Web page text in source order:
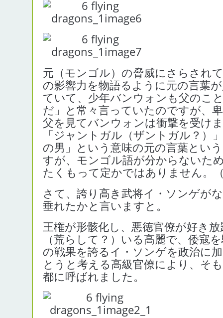
元（モンゴル）の脅威にさらされ
の影響力を物語るように元の言葉
ていて、少年バンウォンも父のこ
だ」と常々言っていたのですが、
父を見てバンウォンは衝撃を受け
「ジャントガル（ザントガル？）
の男」という意味の元の言葉とい
すが、モンゴル語が分からないた
たくもって定かではありません。
さて、誇り高き武将イ・ソンゲが
垂れたかと言いますと。
王権が形骸化し、悪徳官僚が好き
（荒らして？）いる高麗で、倭寇
の戦果を誇るイ・ソンゲを政治に
とうと考える高級官僚により、そ
都に呼ばれました。